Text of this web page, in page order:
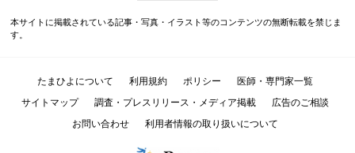
本サイトに掲載されている記事・写真・イラスト等のコンテンツの無断転載を禁じま
す。
たまひよについて 利用規約 ポリシー
医師・専門家一覧
サイトマップ
調査・プレスリリース・メディア掲載
広告のご相談
お問い合わせ
利用者情報の取り扱いについて